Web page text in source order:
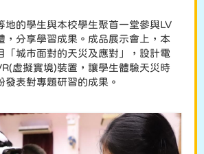
地的學生與本校學生聚首一堂參與LV
，分享學習成果。成品展示會上，本
「城巿面對的天災及應對」，設計電
虛擬實境)裝置，讓學生體驗天災時
發表對專題研習的成果。